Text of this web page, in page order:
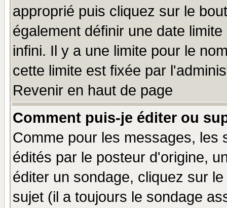
approprié puis cliquez sur le
également définir une date
infini. Il y a une limite pour le
cette limite est fixée par
Revenir en haut de page
Comment puis-je éditer ou
Comme pour les messages, les
édités par le posteur d'origine,
éditer un sondage, cliquez sur
sujet (il a toujours le sondage